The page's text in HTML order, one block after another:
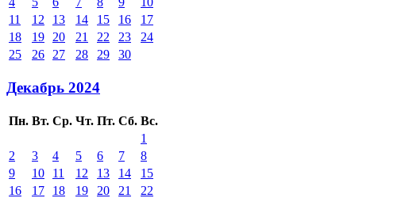
11
12 13 14 15 16
17
18
19 20 21 22 23
24
25
26 27 28 29 30
Декабрь 2024
Пн. Вт. Ср. Чт. Пт. Сб. Вс.
1
2
3 4 5 6 7
8
9
10 11 12 13 14
15
16
17 18 19 20 21
22